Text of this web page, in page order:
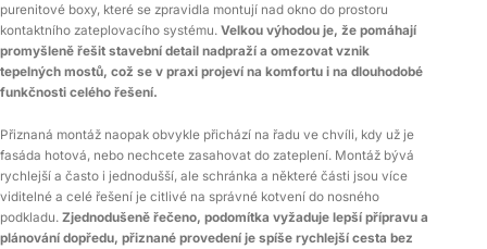
purenitové boxy, které se zpravidla montují nad okno do prostoru
kontaktního zateplovacího systému. Velkou výhodou je, že pomáhají
promyšleně řešit stavební detail nadpraží a omezovat vznik
tepelných mostů, což se v praxi projeví na komfortu i na dlouhodobé
funkčnosti celého řešení.
Přiznaná montáž naopak obvykle přichází na řadu ve chvíli, kdy už je
fasáda hotová, nebo nechcete zasahovat do zateplení. Montáž bývá
rychlejší a často i jednodušší, ale schránka a některé části jsou více
viditelné a celé řešení je citlivé na správné kotvení do nosného
podkladu. Zjednodušeně řečeno, podomítka vyžaduje lepší přípravu a
plánování dopředu, přiznané provedení je spíše rychlejší cesta bez